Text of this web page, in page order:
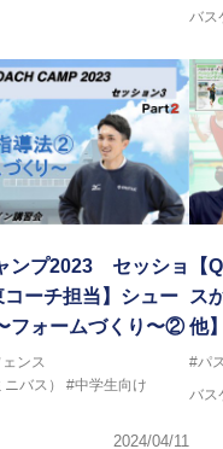
バス
ンプ2023 セッショ
ーチ担当】シュー
フォームづくり〜②
ンス
バス）
#中学生向け
2024/04/11
【
ス
他
#パ
バス